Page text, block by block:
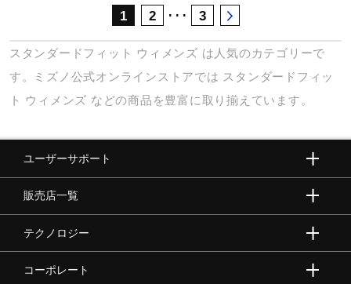
1 2 ･･･ 3
スタンダードフィット ウィメンズ は人気のカテゴリーで
す。ミズノ公式オンラインストアでは スタンダードフィッ
ト
ウィメンズ などの商品を豊富に取り揃えています。
ユーザーサポート
販売店一覧
テクノロジー
コーポレート